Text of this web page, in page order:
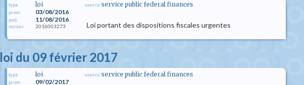
type loi
prom. 03/08/2016
pub. 11/08/2016
numac 2016003273
source service public federal finances
Loi portant des dispositions fiscales urgentes
loi du 09 février 2017
type loi
prom. 09/02/2017
source service public federal finances